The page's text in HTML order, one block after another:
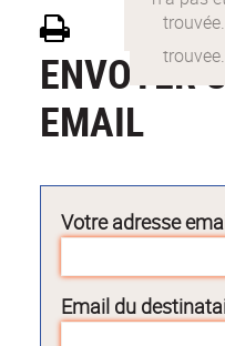
ENVOYER
EMAIL
Votre adresse
Email du